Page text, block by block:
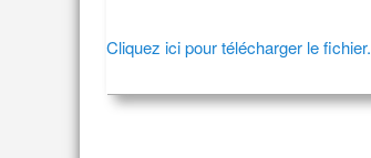
Cliquez ici pour télécharger le fichier.